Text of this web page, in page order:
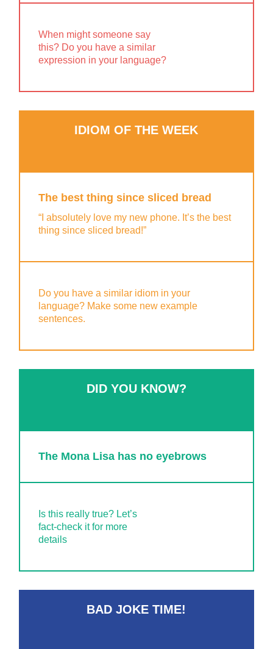
When might someone say
this? Do you have a similar
expression in your language?
IDIOM OF THE WEEK
The best thing since sliced bread
“I absolutely love my new phone. It’s the best
thing since sliced bread!”
Do you have a similar idiom in your
language? Make some new example
sentences.
DID YOU KNOW?
The Mona Lisa has no eyebrows
Is this really true? Let’s
fact-check it for more
details
BAD JOKE TIME!